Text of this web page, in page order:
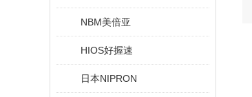
NBM美倍亚
HIOS好握速
日本NIPRON